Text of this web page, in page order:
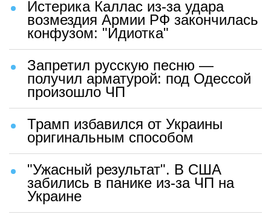
Истерика Каллас из-за удара
возмездия Армии РФ закончилась
конфузом: "Идиотка"
Запретил русскую песню —
получил арматурой: под Одессой
произошло ЧП
Трамп избавился от Украины
оригинальным способом
"Ужасный результат". В США
забились в панике из-за ЧП на
Украине